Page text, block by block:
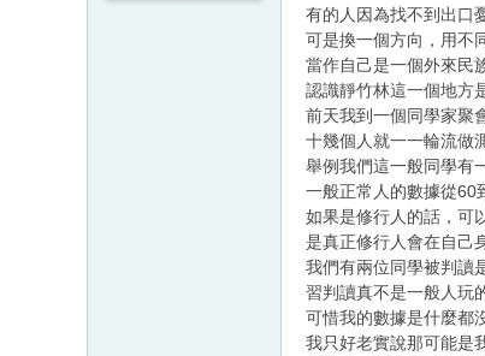
有的人因為找不到出口
可是換一個方向，用不
當作自己是一個外來民
認識靜竹林這一個地方
前天我到一個同學家聚
十幾個人就一一輪流做
舉例我們這一般同學有
一般正常人的數據從60
如果是修行人的話，可
是真正修行人會在自己
我們有兩位同學被判讀
習判讀真不是一般人玩
可惜我的數據是什麼都
我只好老實說那可能是